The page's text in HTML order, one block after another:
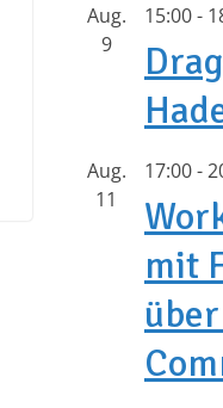
Aug.
9
15:00-
Aug.
11
17:00-
mit